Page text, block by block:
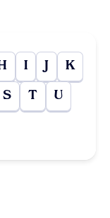
I J K
S T U